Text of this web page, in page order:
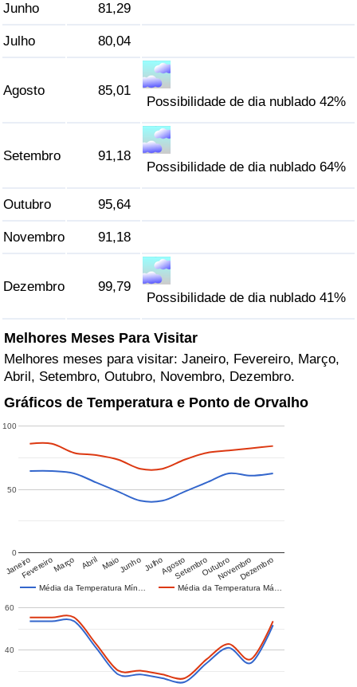
Junho 81,29
Julho 80,04
Agosto 85,01
Possibilidade de dia nublado 42%
Setembro 91,18
Possibilidade de dia nublado 64%
Outubro 95,64
Novembro 91,18
Dezembro 99,79
Possibilidade de dia nublado 41%
Melhores Meses Para Visitar
Melhores meses para visitar: Janeiro, Fevereiro, Março,
Abril, Setembro, Outubro, Novembro, Dezembro.
Gráficos de Temperatura e Ponto de Orvalho
Média da Temperatura Mín… Média da Temperatura Má…
JaneiroFevereiroMarço Abril MaioJunho JulhoAgostoSetembroOutubroNovembroDezembro
0
50
100
40
60
Indicador de Trânsito
Indicador de Trânsito (Atual)
Indicador de Trânsito por País